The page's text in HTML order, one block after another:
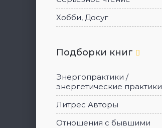
Хобби, Досуг
Подборки книг
Энергопрактики /
энергетические практики
Литрес Авторы
Отношения с бывшими